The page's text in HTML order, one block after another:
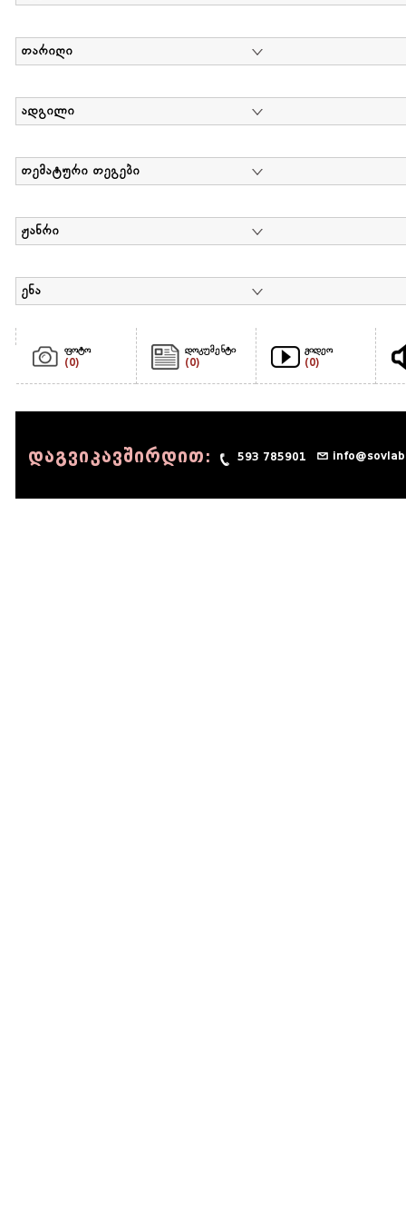
თარიღი
ადგილი
თემატური თეგები
ჟანრი
ენა
ფოტო
(0)
დოკუმენტი
(0)
ვიდეო
(0)
დაგვიკავშირდით: 593 785901